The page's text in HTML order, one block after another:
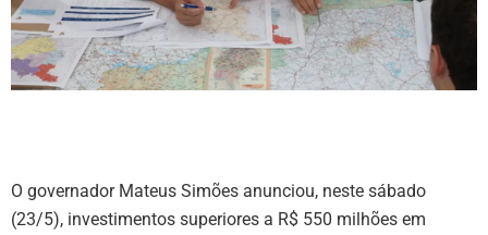
O governador Mateus Simões anunciou, neste sábado
(23/5), investimentos superiores a R$ 550 milhões em